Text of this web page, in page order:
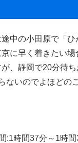
中の小田原で「ひ
に早く着きたい場
、静岡で20分待
ないのでよほどの
:1時間37分～1時間